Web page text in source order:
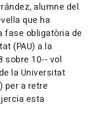
alumne del
que ha
fase obligatòria de
(PAU) a la
sobre 10-- vol
la Universitat
per a retre
esta